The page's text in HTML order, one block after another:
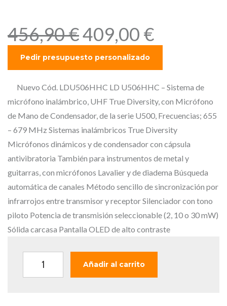
456,90€E
l
p
r
e
c
i
o
o
r
i
g
i
n
a
l
e
r
409,00 €E
l
r
e
c
i
o
a
c
t
u
a
l
e
s
4
Nuevo Cód. LDU506HHC LD U506HHC – Sistema de
micrófono inalámbrico, UHF True Diversity, con Micrófono
de Mano de Condensador, de la serie U500, Frecuencias; 655
– 679 MHz Sistemas inalámbricos True Diversity
Micrófonos dinámicos y de condensador con cápsula
antivibratoria También para instrumentos de metal y
guitarras, con micrófonos Lavalier y de diadema Búsqueda
automática de canales Método sencillo de sincronización por
infrarrojos entre transmisor y receptor Silenciador con tono
piloto Potencia de transmisión seleccionable (2, 10 o 30 mW)
Sólida carcasa Pantalla OLED de alto contraste
Añadir al carrito